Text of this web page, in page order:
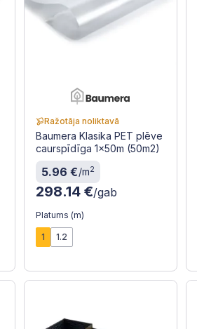
Ražotāja noliktavā
Baumera Klasika PET plēve
caurspīdīga 1x50m (50m2)
5.96 €/m2
298.14 €/gab
Platums (m)
1 1.2